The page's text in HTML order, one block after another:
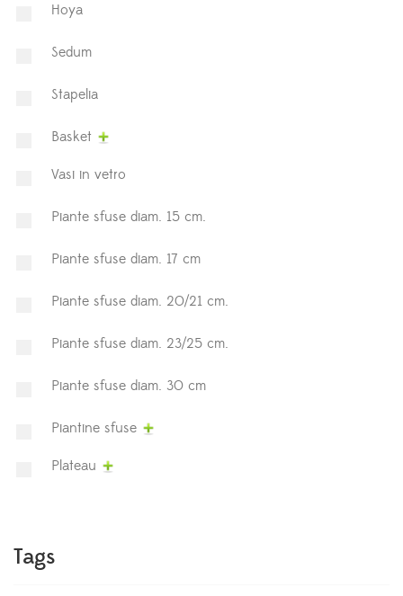
Hoya
⁠Sedum
Stapelia
Basket
Vasi in vetro
Piante sfuse diam. 15 cm.
Piante sfuse diam. 17 cm
Piante sfuse diam. 20/21 cm.
Piante sfuse diam. 23/25 cm.
Piante sfuse diam. 30 cm
Piantine sfuse
Plateau
Tags